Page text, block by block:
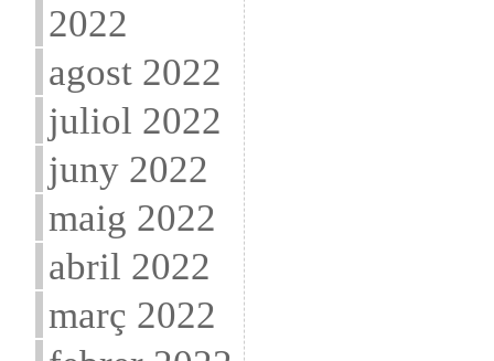
2022
agost 2022
juliol 2022
juny 2022
maig 2022
abril 2022
març 2022